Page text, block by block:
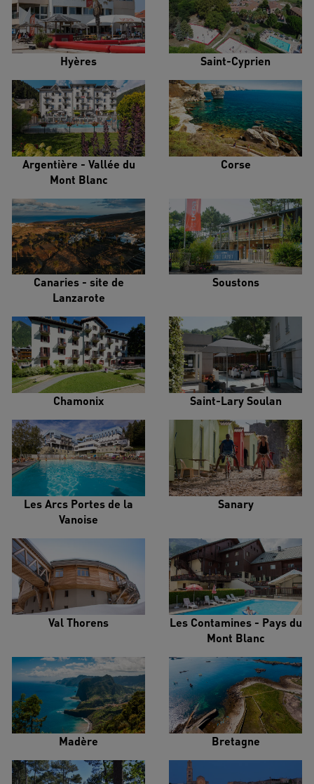
Hyères Saint-Cyprien
Argentière - Vallée du
Mont Blanc
Corse
Canaries - site de
Lanzarote
Soustons
Chamonix Saint-Lary Soulan
Les Arcs Portes de la
Vanoise
Sanary
Val Thorens
Les Contamines - Pays du
Mont Blanc
Madère Bretagne